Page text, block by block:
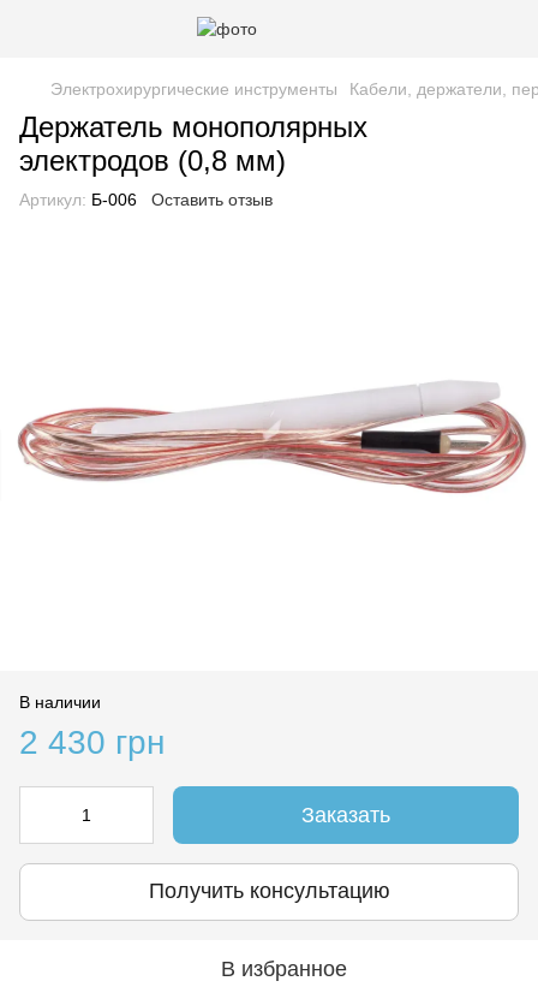
Электрохирургические инструменты Кабели, держатели,
Держатель монополярных
электродов (0,8 мм)
Артикул: Б-006 Оставить отзыв
В наличии
2 430 грн
Заказать
Получить консультацию
В избранное